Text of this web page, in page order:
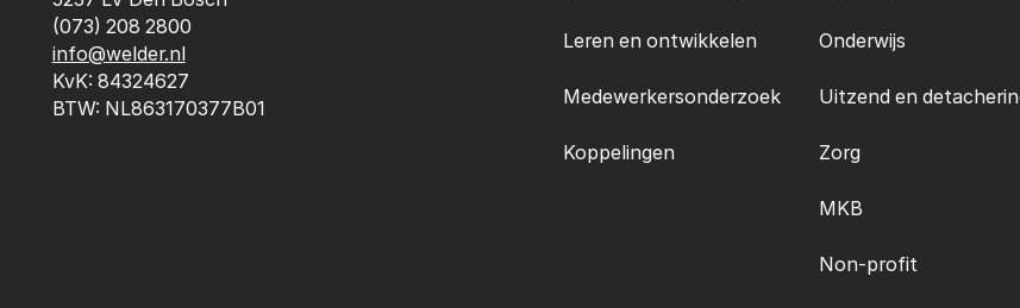
(073) 208 2800
info@welder.nl
KvK: 84324627
BTW: NL863170377B01
Leren en ontwikkelen
Medewerkersonderzoek
Koppelingen
Onderwijs
Uitzend en
Zorg
MKB
Non-profit